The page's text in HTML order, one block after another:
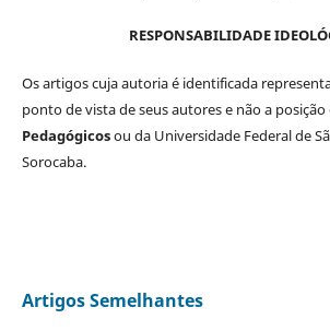
RESPONSABILIDADE
Os artigos cuja autoria é identificada
ponto de vista de seus autores e não a posição
Pedagógicosou da Universidade Federal de
Sorocaba.
Artigos Semelhantes